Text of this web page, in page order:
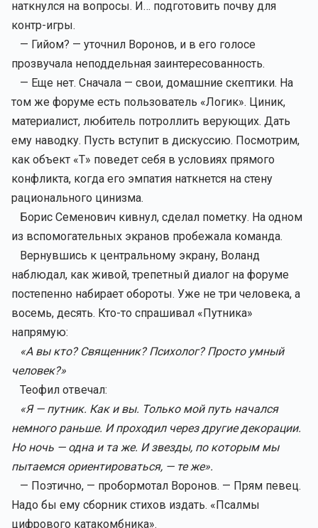
наткнулся на вопросы. И… подготовить почву для
контр-игры.
— Гийом? — уточнил Воронов, и в его голосе
прозвучала неподдельная заинтересованность.
— Еще нет. Сначала — свои, домашние скептики. На
том же форуме есть пользователь «Логик». Циник,
материалист, любитель потроллить верующих. Дать
ему наводку. Пусть вступит в дискуссию. Посмотрим,
как объект «Т» поведет себя в условиях прямого
конфликта, когда его эмпатия наткнется на стену
рационального цинизма.
Борис Семенович кивнул, сделал пометку. На одном
из вспомогательных экранов пробежала команда.
Вернувшись к центральному экрану, Воланд
наблюдал, как живой, трепетный диалог на форуме
постепенно набирает обороты. Уже не три человека, а
восемь, десять. Кто-то спрашивал «Путника»
напрямую:
«А вы кто? Священник? Психолог? Просто умный
человек?»
Теофил отвечал:
«Я — путник. Как и вы. Только мой путь начался
немного раньше. И проходил через другие декорации.
Но ночь — одна и та же. И звезды, по которым мы
пытаемся ориентироваться, — те же».
— Поэтично, — пробормотал Воронов. — Прям певец.
Надо бы ему сборник стихов издать. «Псалмы
цифрового катакомбника».